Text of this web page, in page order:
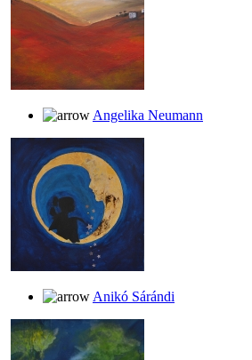
Angelika Neumann
Anikó Sárándi